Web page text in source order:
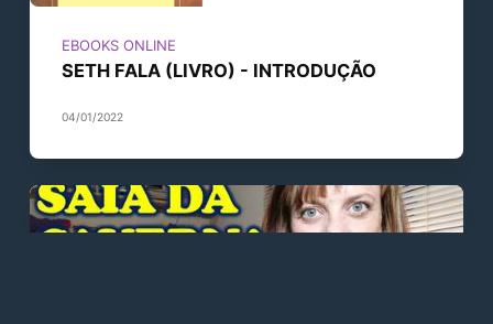
EBOOKS ONLINE
SETH FALA (LIVRO) - INTRODUÇÃO
04/01/2022